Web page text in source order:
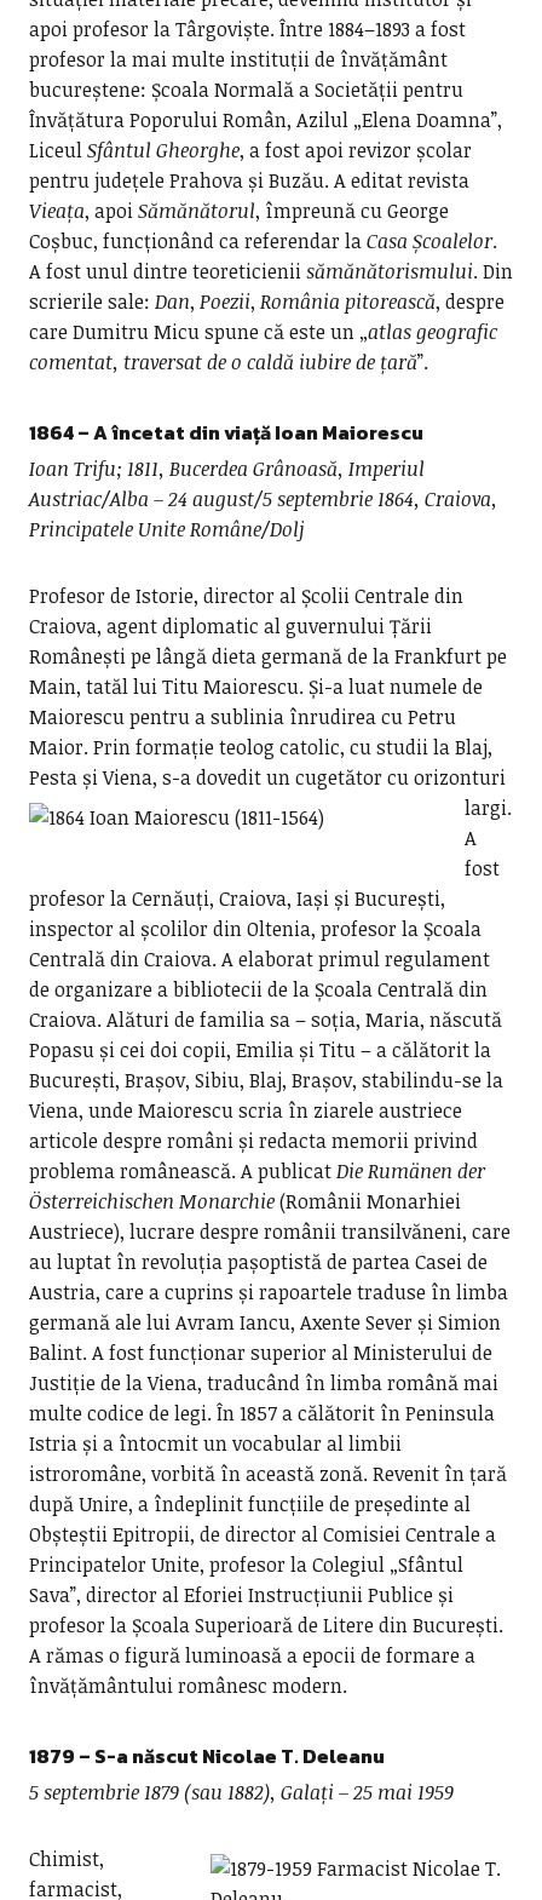
apoi profesor la Târgoviște. Între 1884–1893 a fost
profesor la mai multe instituții de învățământ
bucureștene: Școala Normală a Societății pentru
Învățătura Poporului Român, Azilul „Elena Doamna”,
LiceulSfântul Gheorghe, a fost apoi revizor școlar
pentru județele Prahova și Buzău. A editat revista
Vieața, apoiSămănătorul, împreună cu George
Coșbuc, funcționând ca referendar laCasa Școalelor.
A fost unul dintre teoreticieniisămănătorismului. Din
scrierile sale: Dan, Poezii, România pitorească, despre
care Dumitru Micu spune că este un „atlas geografic
comentat, traversat de o caldă iubire de țară”.
1864– A încetat din viațăIoan Maiorescu
Ioan Trifu; 1811, Bucerdea Grânoasă, Imperiul
Austriac/Alba – 24 august/5 septembrie 1864, Craiova,
Principatele Unite Române/Dolj
Profesor de Istorie, director al Școlii Centrale din
Craiova, agent diplomatic al guvernului Țării
Românești pe lângă dieta germană de la Frankfurt pe
Main, tatăl lui Titu Maiorescu. Și-a luat numele de
Maiorescu pentru a sublinia înrudirea cu Petru
Maior. Prin formație teolog catolic, cu studii la Blaj,
Pesta și Viena, s-a dovedit un cugetător cu orizonturi
largi.
A
fost
profesor la Cernăuți, Craiova, Iași și București,
inspector al școlilor din Oltenia, profesor la Școala
Centrală din Craiova. A elaborat primul regulament
de organizare a bibliotecii de la Școala Centrală din
Craiova. Alături de familia sa – soția, Maria, născută
Popasu și cei doi copii, Emilia și Titu – a călătorit la
București, Brașov, Sibiu, Blaj, Brașov, stabilindu-se la
Viena, unde Maiorescu scria în ziarele austriece
articole despre români și redacta memorii privind
problema românească. A publicatDie Rumänen der
Österreichischen Monarchie(Românii Monarhiei
Austriece), lucrare despre românii transilvăneni, care
au luptat în revoluția pașoptistă de partea Casei de
Austria, care a cuprins și rapoartele traduse în limba
germană ale lui Avram Iancu, Axente Sever și Simion
Balint. A fost funcționar superior al Ministerului de
Justiție de la Viena, traducând în limba română mai
multe codice de legi. În 1857 a călătorit în Peninsula
Istria și a întocmit un vocabular al limbii
istroromâne, vorbită în această zonă. Revenit în țară
după Unire, a îndeplinit funcțiile de președinte al
Obșteștii Epitropii, de director al Comisiei Centrale a
Principatelor Unite, profesor la Colegiul „Sfântul
Sava”, director al Eforiei Instrucțiunii Publice și
profesor la Școala Superioară de Litere din București.
A rămas o figură luminoasă a epocii de formare a
învățământului românesc modern.
1879 – S-a născut Nicolae T. Deleanu
5 septembrie1879 (sau 1882), Galați – 25 mai 1959
Chimist,
farmacist,